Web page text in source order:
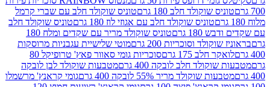
שוקולד חלב 180 גרם
טוניס שוקולד חלב עם שברי קרמל
טוניס שוקולד חלב עם אגוזי לוז 180 גרם
טוניס שוקולד חלב
180 גרם
טוניס שוקולד מריר עם שקדים ומלח 180
וסוכריות 200 גרם
מוטי שלישיית עגבניות מרוסקות
חלב 175 גרם
סוכריות גומי סאוור פאץ' טרופיקל 80
חלב לובקה 400 גרם
מטבעות שוקולד לבן לובקה
שוקולד מריר 55% לובקה 400 גרם
גומי קראנץ' מרשמלו